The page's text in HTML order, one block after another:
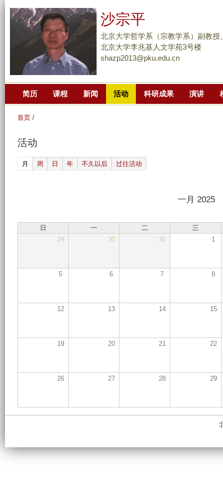
到
主
沙宗平
北京大学哲学系（宗教学系）副教授
北京大学李兆基人文学苑3号楼
shazp2013@pku.edu.cn
简历 课程 新闻 活动 科研成果 演讲
首页 /
活动
月 (active tab)
周 日 年 不久以后 过往活动
一月 2025
日 一 二
三
29
30 31 1
5 6 7 8
12 13 14 15
19 20 21 22
26 27 28 29